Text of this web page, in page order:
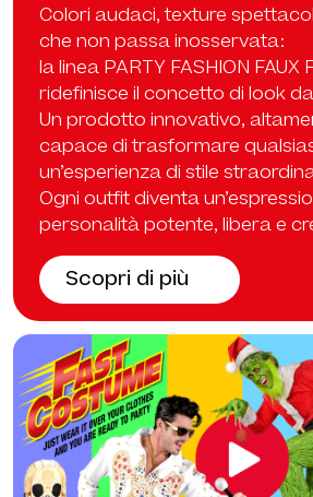
Colori audaci, texture
che non passa inosservata:
la linea PARTY FASHION FAUX
ridefinisce il concetto di look
Un prodotto innovativo,
capace di trasformare
un’esperienza di stile
Ogni outfit diventa
personalità potente, libera e
Scopri di più